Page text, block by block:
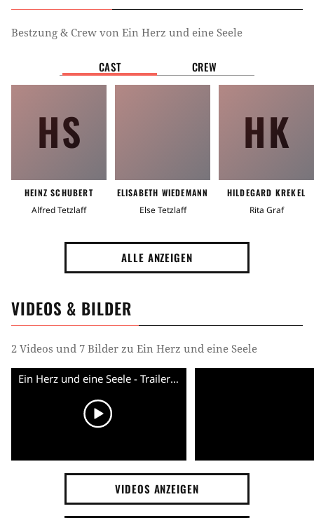
Bestzung & Crew von Ein Herz und eine Seele
CAST CREW
HS
HEINZ SCHUBERT
Alfred Tetzlaff
ELISABETH WIEDEMANN
Else Tetzlaff
HK
HILDEGARD KREKEL
Rita Graf
ALLE ANZEIGEN
VIDEOS & BILDER
2 Videos und 7 Bilder zu Ein Herz und eine Seele
Ein Herz und eine Seele - Trailer (Deutsch)
VIDEOS ANZEIGEN